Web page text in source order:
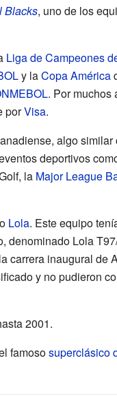
Blacks, uno de los
Liga de Campeones
y laCopa América
. Por muchos
porVisa.
algo similar
deportivos
la Major League
Lola. Este equipo
denominado Lola
carrera inaugural de
y no pudieron
2001.
famososuperclásico